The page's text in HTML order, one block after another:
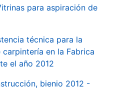
para aspiración de
técnica para la
en la Fabrica
el año 2012
bienio 2012 -